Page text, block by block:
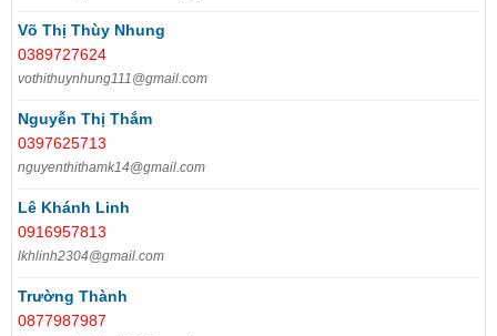
Võ Thị Thùy Nhung
0389727624
vothithuynhung111@gmail.com
Nguyễn Thị Thắm
0397625713
nguyenthithamk14@gmail.com
Lê Khánh Linh
0916957813
lkhlinh2304@gmail.com
Trường Thành
0877987987